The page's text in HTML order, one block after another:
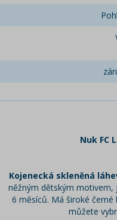
Nuk FC
Kojenecká skleněná
něžným dětským
6 měsíců. Má široké černé
můžete